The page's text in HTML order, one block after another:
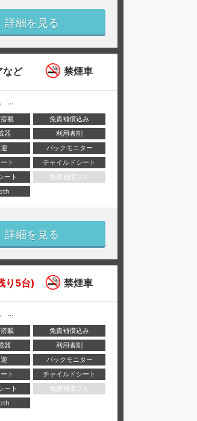
詳細を見る
など 禁煙車
...
載
免責補償込み
器
利用者割
バックモニター
ト
チャイルドシート
ート
免責補償フル
詳細を見る
り5台) 禁煙車
...
載
免責補償込み
器
利用者割
バックモニター
ト
チャイルドシート
ート
免責補償フル